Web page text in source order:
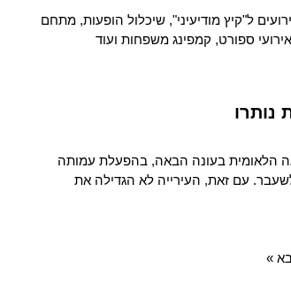
ל"קיץ מודיעיני", שיכלול הופעות, מתחם
ספורט, קמפינג משפחות ועוד
נותרו
הלאומית בעונה הבאה, בהפעלת עמותה
עם זאת, העירייה לא הגדילה את
»